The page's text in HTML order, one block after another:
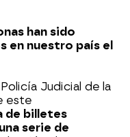
han sido
en nuestro país el
Judicial de la
este
de billetes
serie de